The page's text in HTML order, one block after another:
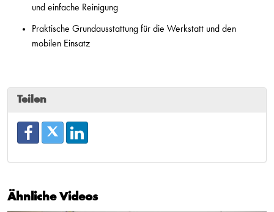
und einfache Reinigung
Praktische Grundausstattung für die Werkstatt und den
mobilen Einsatz
Teilen
Ähnliche Videos